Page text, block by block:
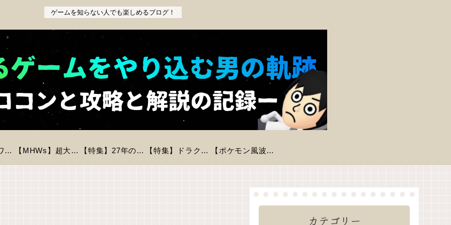
ゲームを知らない人でも楽しめるブログ！
【特集】『パワフルプロ野球2026-2027』前作からの変更点と新モードを徹底解説！初心者も安心の進化とは？ 【MHWs】超大型拡張コンテンツ「アセンダンス」が2027年に登場！全貌と新要素を徹底解説 【特集】27年の時を経てリメイク「バイオハザードREベロニカ」が登場！気になる情報をピックアップ！ 【特集】ドラクエモンスターズ4が今冬に発売決定！登場モンスター数は？判明している情報まとめ 【ポケモン風波】現時点で判明している登場ポケモン一覧
カテゴリー